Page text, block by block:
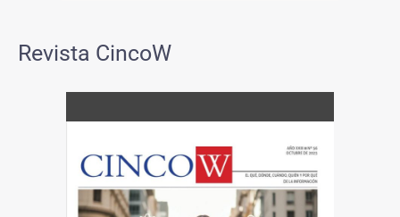
Revista CincoW